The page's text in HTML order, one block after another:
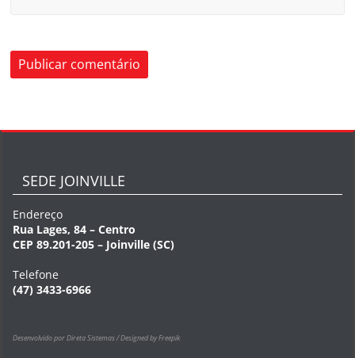
SEDE JOINVILLE
Endereço
Rua Lages, 84 – Centro
CEP 89.201-205 – Joinville (SC)
Telefone
(47) 3433-6966
Desenvolvido por Direta Sistemas /Designed by Freepik